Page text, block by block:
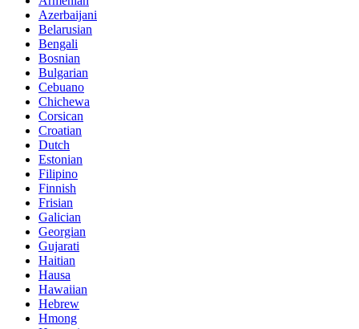
Azerbaijani
Belarusian
Bengali
Bosnian
Bulgarian
Cebuano
Chichewa
Corsican
Croatian
Dutch
Estonian
Filipino
Finnish
Frisian
Galician
Georgian
Gujarati
Haitian
Hausa
Hawaiian
Hebrew
Hmong